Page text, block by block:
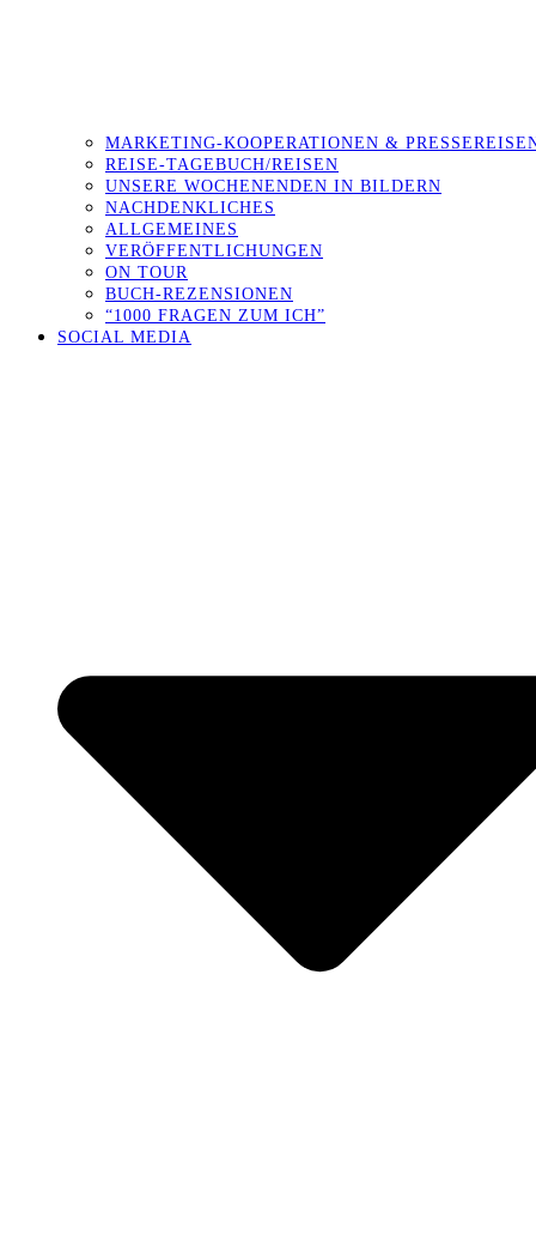
MARKETING-KOOPERATIONEN &
REISE-TAGEBUCH/REISEN
UNSERE WOCHENENDEN IN BILDERN
NACHDENKLICHES
ALLGEMEINES
VERÖFFENTLICHUNGEN
ON TOUR
BUCH-REZENSIONEN
“1000 FRAGEN ZUM ICH”
SOCIAL MEDIA